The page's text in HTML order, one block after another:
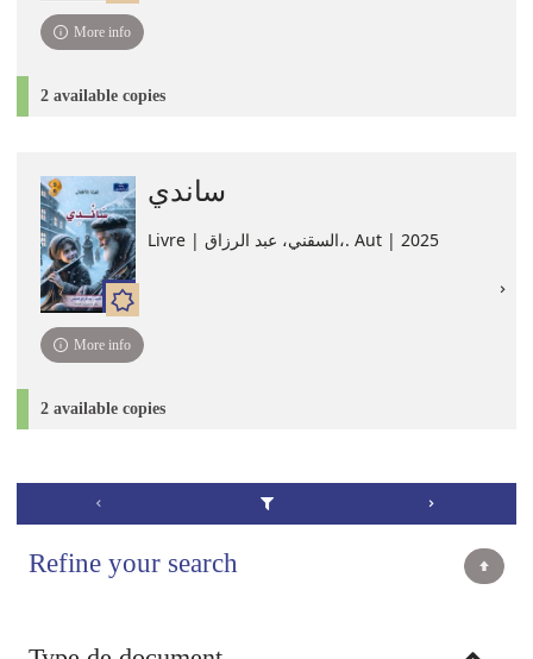
More info
2 available copies
ساندي
Livre | السقني، عبد الرزاق،. Aut | 2025
More info
2 available copies
Refine your search